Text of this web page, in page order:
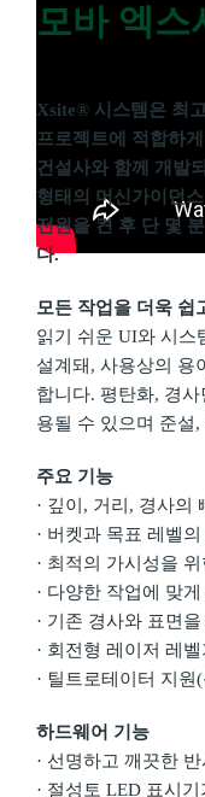
모바 엑스
Xsite® 시스템은 최
프로젝트에 적합하
건설사와 함께 개발
형태의 머신가이던
전원을 켠 후 단 몇
다.
모든 작업을 더욱 쉽
읽기 쉬운 UI와 시스
설계돼, 사용상의 용
합니다. 평탄화, 경
용될 수 있으며 준설
주요 기능
· 깊이, 거리, 경사의
· 버켓과 목표 레벨
· 최적의 가시성을
· 다양한 작업에 맞
· 기존 경사와 표면
· 회전형 레이저 레
· 틸트로테이터 지원
하드웨어 기능
· 선명하고 깨끗한
· 절성토 LED 표시